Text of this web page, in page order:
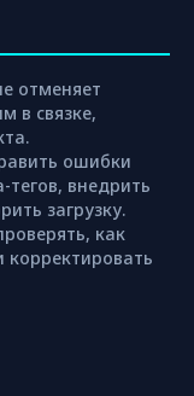
отменяет
в связке,
ошибки
внедрить
загрузку.
как